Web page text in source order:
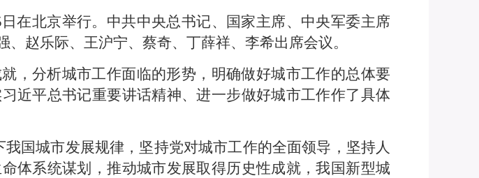
在北京举行。中共中央总书记、国家主席、中央军委主席
赵乐际、王沪宁、蔡奇、丁薛祥、李希出席会议。
，分析城市工作面临的形势，明确做好城市工作的总体要
近平总书记重要讲话精神、进一步做好城市工作作了具体
国城市发展规律，坚持党对城市工作的全面领导，坚持人
体系统谋划，推动城市发展取得历史性成就，我国新型城